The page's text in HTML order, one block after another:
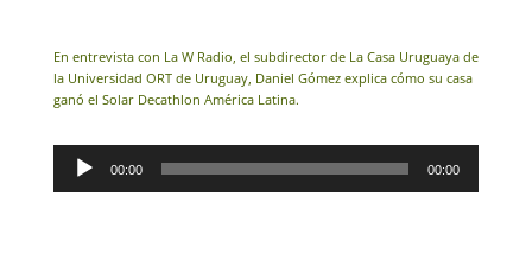
En entrevista con La W Radio, el subdirector de La Casa Uruguaya de
la Universidad ORT de Uruguay, Daniel Gómez explica cómo su casa
ganó el Solar Decathlon América Latina.
Reproductor
audio
00:00 00:00